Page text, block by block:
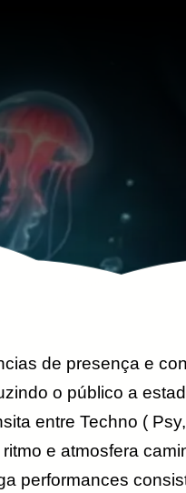
de presença e
o público a
entre Techno (
e atmosfera
performances